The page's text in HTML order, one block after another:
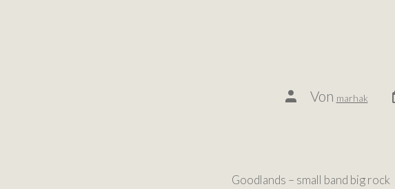
Von marhak
Goodlands – small band big rock